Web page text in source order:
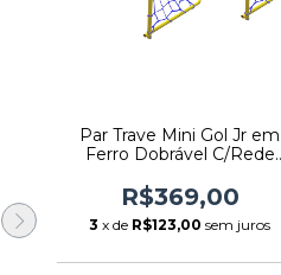
Par Trave Mini Gol Jr em
Ferro Dobrável C/Rede
R$369,00
3 x de R$123,00 sem juros